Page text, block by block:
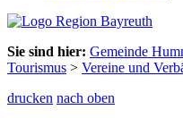
Sie sind hier: Gemeinde
Tourismus > Vereine und
drucken nach oben